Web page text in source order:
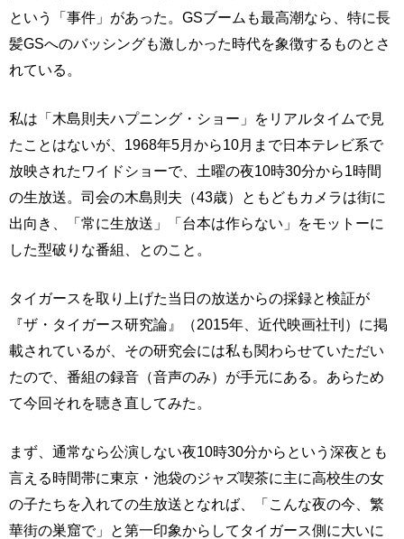
という「事件」があった。GSブームも最高潮なら、特に長
髪GSへのバッシングも激しかった時代を象徴するものとさ
れている。
私は「木島則夫ハプニング・ショー」をリアルタイムで見
たことはないが、1968年5月から10月まで日本テレビ系で
放映されたワイドショーで、土曜の夜10時30分から1時間
の生放送。司会の木島則夫（43歳）ともどもカメラは街に
出向き、「常に生放送」「台本は作らない」をモットーに
した型破りな番組、とのこと。
タイガースを取り上げた当日の放送からの採録と検証が
『ザ・タイガース研究論』（2015年、近代映画社刊）に掲
載されているが、その研究会には私も関わらせていただい
たので、番組の録音（音声のみ）が手元にある。あらため
て今回それを聴き直してみた。
まず、通常なら公演しない夜10時30分からという深夜とも
言える時間帯に東京・池袋のジャズ喫茶に主に高校生の女
の子たちを入れての生放送となれば、「こんな夜の今、繁
華街の巣窟で」と第一印象からしてタイガース側に大いに